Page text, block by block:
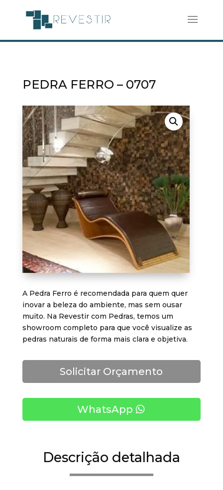
PEDRA FERRO – 0707
A Pedra Ferro é recomendada para quem quer
inovar a beleza do ambiente, mas sem ousar
muito. Na Revestir com Pedras, temos um
showroom completo para que você visualize as
pedras naturais de forma mais clara e objetiva.
Solicitar Orçamento
WhatsApp
Descrição detalhada